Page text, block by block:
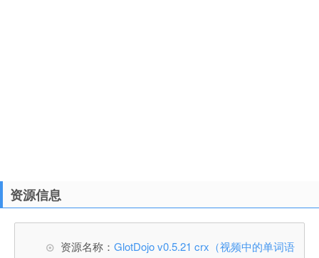
资源信息
资源名称： GlotDojo v0.5.21 crx（视频中的单词语